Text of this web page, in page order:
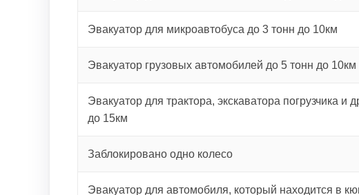
Эвакуатор для микроавтобуса до 3 тонн до 10км
Эвакуатор грузовых автомобилей до 5 тонн до 10км
Эвакуатор для трактора, экскаватора погрузчика и
до 15км
Заблокировано одно колесо
Эвакуатор для автомобиля, который находится в